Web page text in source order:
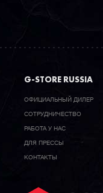
G-STORE RUSSIA
ОФИЦИАЛЬНЫЙ ДИЛЕР
CОТРУДНИЧЕСТВО
РАБОТА У НАС
ДЛЯ ПРЕССЫ
КОНТАКТЫ